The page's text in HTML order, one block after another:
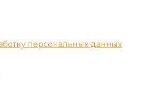
персональных данных